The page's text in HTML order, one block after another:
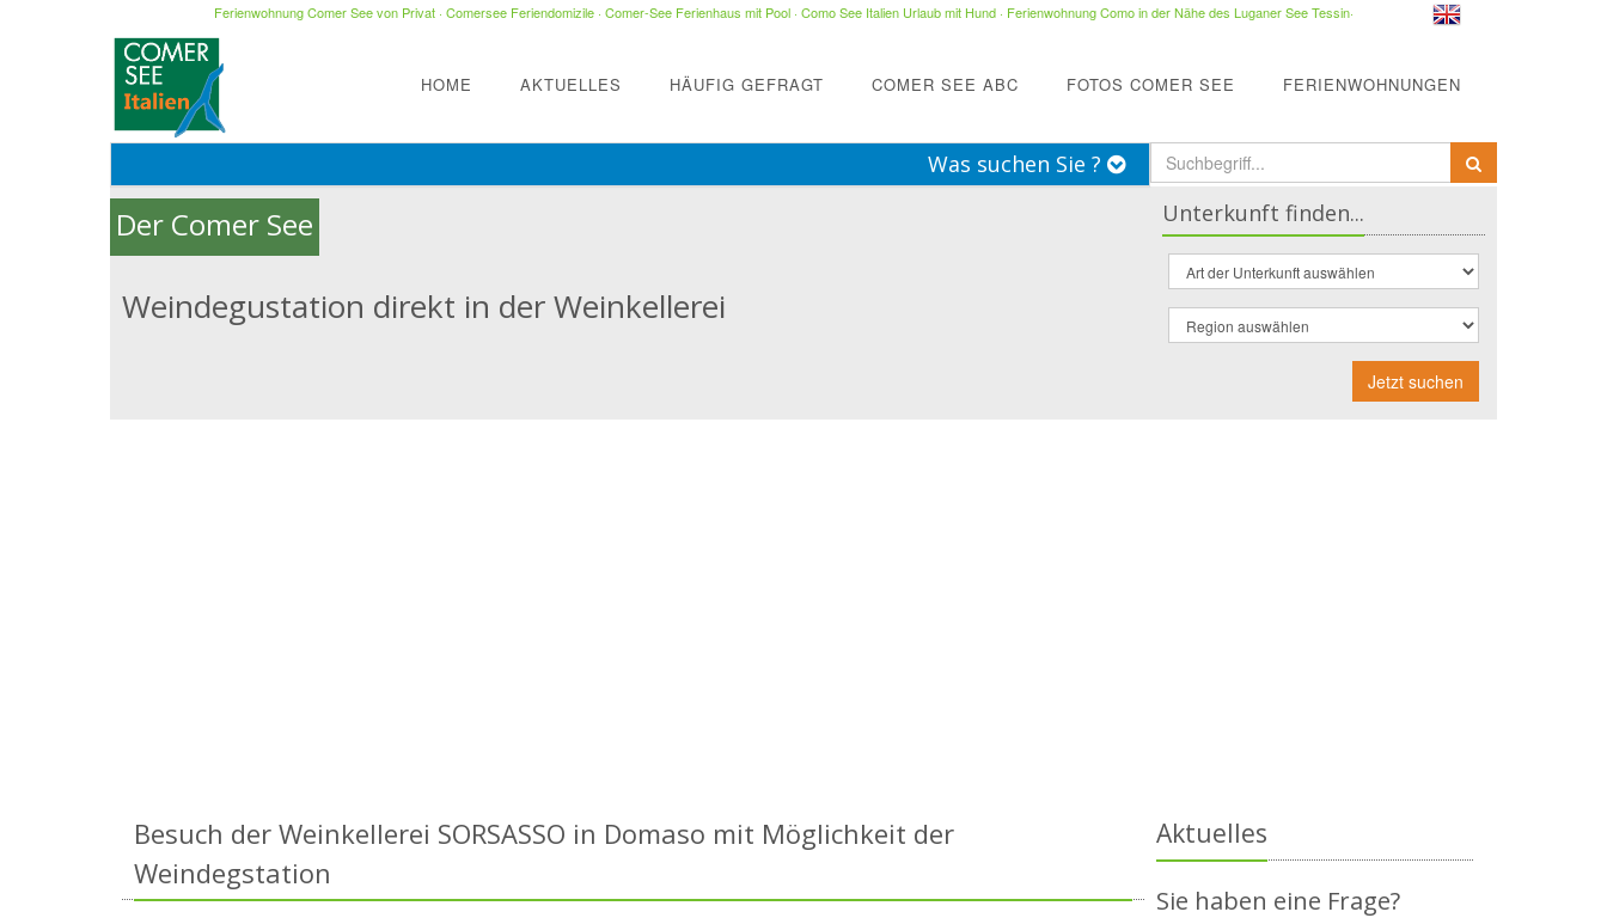
Ferienwohnung Comer See von Privat· Comersee Feriendomizile· Comer-See Ferienhaus mit Pool· Como See Italien Urlaub mit Hund· Ferienwohnung Como in der Nähe des Luganer See Tessin·
HOME AKTUELLES HÄUFIG GEFRAGT COMER SEE ABC FOTOS COMER SEE FERIENWOHNUNGEN
Was suchen Sie ?
Der Comer See
Weindegustation direkt in der Weinkellerei
Unterkunft finden...
Jetzt suchen
Besuch der Weinkellerei SORSASSO in Domaso mit Möglichkeit der
Weindegstation
Aktuelles
Sie haben eine Frage?